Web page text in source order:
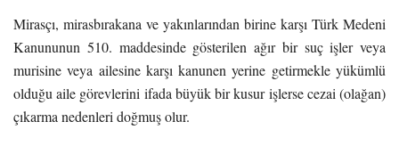
Mirasçı, mirasbırakana ve yakınlarından birine karşı Türk Medeni
Kanununun 510. maddesinde gösterilen ağır bir suç işler veya
murisine veya ailesine karşı kanunen yerine getirmekle yükümlü
olduğu aile görevlerini ifada büyük bir kusur işlerse cezai (olağan)
çıkarma nedenleri doğmuş olur.